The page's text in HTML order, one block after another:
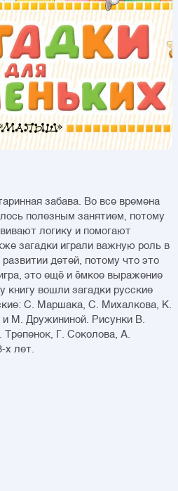
забава. Во все времена
полезным занятием, потому
логику и помогают
загадки играли важную роль в
детей, потому что это
это ещё и ёмкое выражение
книгу вошли загадки русские
С. Маршака, С. Михалкова, К.
и М. Дружининой. Рисунки В.
Г. Соколова, А.
х лет.